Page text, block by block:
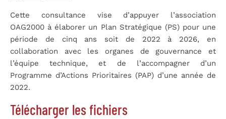
Cette consultance vise d’appuyer l’association
OAG2000 à élaborer un Plan Stratégique (PS) pour une
période de cinq ans soit de 2022 à 2026, en
collaboration avec les organes de gouvernance et
l’équipe technique, et de l’accompagner d’un
Programme d’Actions Prioritaires (PAP) d’une année de
2022.
Télécharger les fichiers